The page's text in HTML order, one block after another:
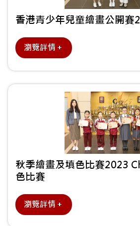
香港青少年兒童繪畫公開賽
瀏覽詳情＋
秋季繪畫及填色比賽2023
色比賽
瀏覽詳情＋